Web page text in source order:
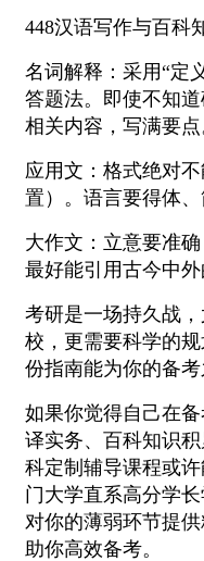
448汉语写作与百科
名词解释：采用“定
答题法。即使不知
相关内容，写满要点
应用文：格式绝对
置）。语言要得体、
大作文：立意要准
最好能引用古今中外
考研是一场持久战
校，更需要科学的
份指南能为你的备考
如果你觉得自己在
译实务、百科知识
科定制辅导课程或
门大学直系高分学
对你的薄弱环节提
助你高效备考。